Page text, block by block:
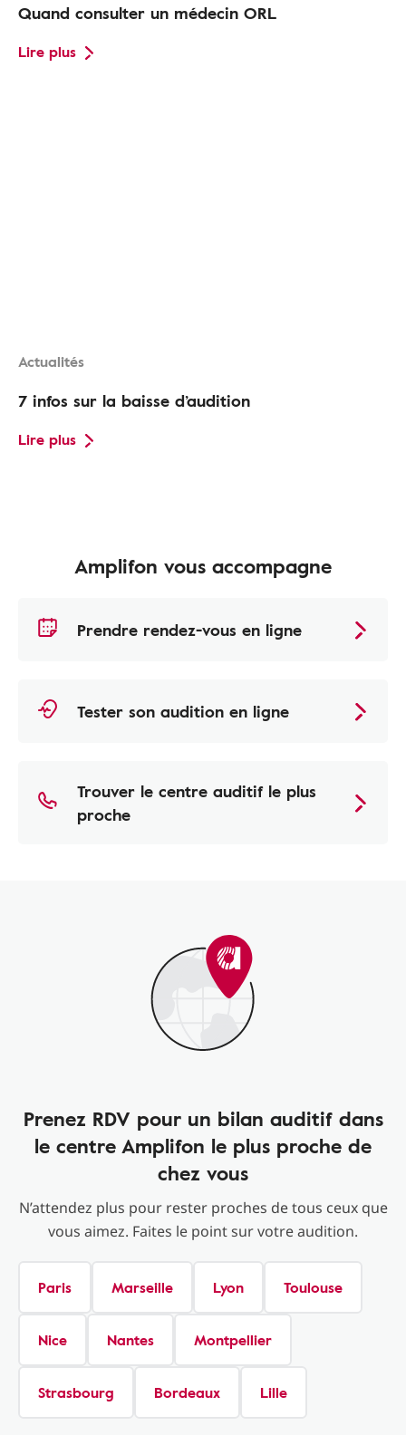
Quand consulter un médecin ORL
Lire plus
Actualités
7 infos sur la baisse d’audition
Lire plus
Amplifon vous accompagne
Prendre rendez-vous en ligne
Tester son audition en ligne
Trouver le centre auditif le plus
proche
Prenez RDV pour un bilan auditif dans
le centre Amplifon le plus proche de
chez vous
N’attendez plus pour rester proches de tous ceux que
vous aimez. Faites le point sur votre audition.
Paris Marseille Lyon Toulouse
Nice Nantes Montpellier
Strasbourg Bordeaux Lille